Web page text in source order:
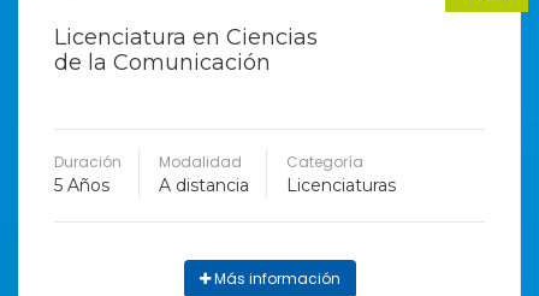
Licenciatura en Ciencias
de la Comunicación
Duración
5 Años
Modalidad
A distancia
Categoría
Licenciaturas
Más información